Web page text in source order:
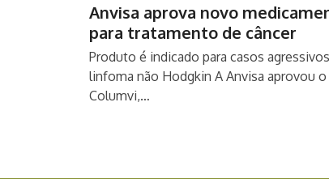
Anvisa aprova novo
para tratamento de câncer
Produto é indicado para casos
linfoma não Hodgkin A Anvisa aprovou o
Columvi,…